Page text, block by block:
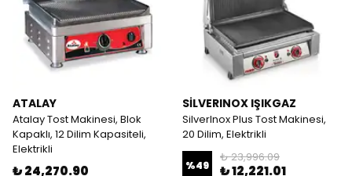
ATALAY
Atalay Tost Makinesi, Blok
Kapaklı, 12 Dilim Kapasiteli,
Elektrikli
₺ 24,270.90
SİLVERINOX IŞIKGAZ
SilverInox Plus Tost Makinesi,
20 Dilim, Elektrikli
%49
₺ 23,996.09
₺ 12,221.01